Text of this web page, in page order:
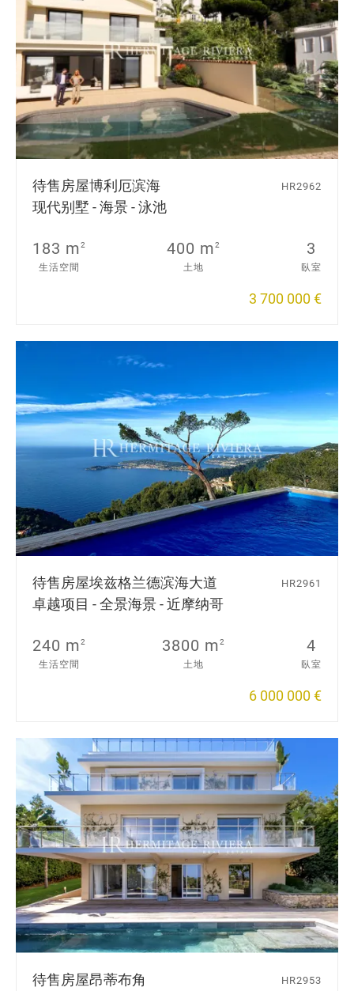
待售房屋博利厄滨海
现代别墅 - 海景 - 泳池
HR2962
183 m2
生活空間
400 m2
土地
3
臥室
3 700 000 €
待售房屋埃兹格兰德滨海大道
卓越项目 - 全景海景 - 近摩纳哥
HR2961
240 m2
生活空間
3800 m2
土地
4
臥室
6 000 000 €
待售房屋昂蒂布角
HR2953